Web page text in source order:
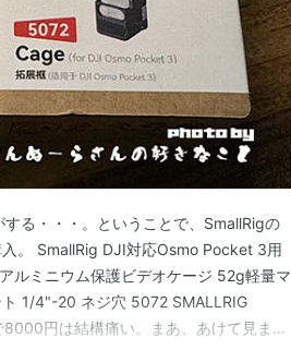
る・・・。ということで、SmallRigの
。 SmallRig DJI対応Osmo Pocket 3用
ルミニウム保護ビデオケージ 52g軽量マ
1/4"-20 ネジ穴 5072 SMALLRIG
円は結構痛い。まあ、あけて見ます